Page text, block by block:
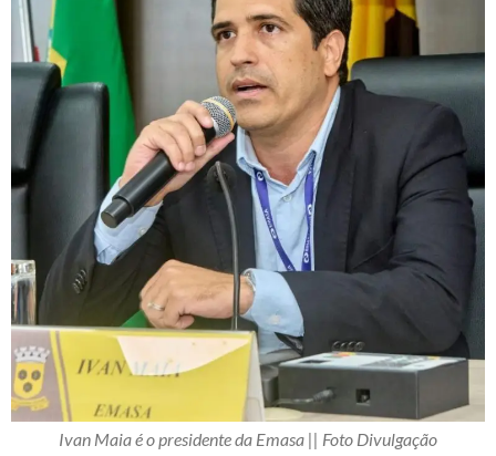
Ivan Maia é o presidente da Emasa || Foto Divulgação